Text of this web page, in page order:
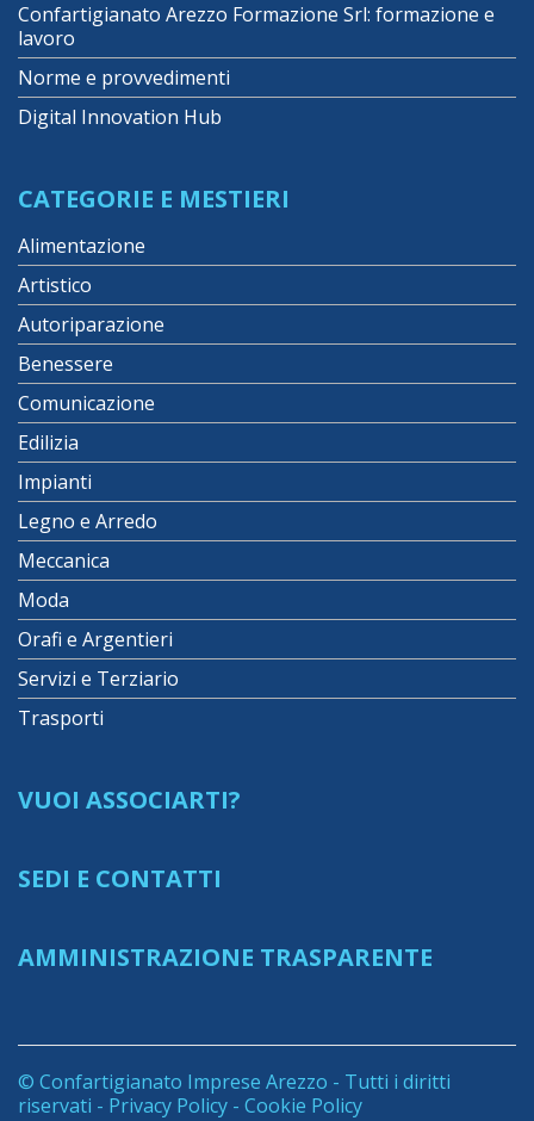
Confartigianato Arezzo Formazione Srl: formazione e
lavoro
Norme e provvedimenti
Digital Innovation Hub
CATEGORIE E MESTIERI
Alimentazione
Artistico
Autoriparazione
Benessere
Comunicazione
Edilizia
Impianti
Legno e Arredo
Meccanica
Moda
Orafi e Argentieri
Servizi e Terziario
Trasporti
VUOI ASSOCIARTI?
SEDI E CONTATTI
AMMINISTRAZIONE TRASPARENTE
© Confartigianato Imprese Arezzo - Tutti i diritti
riservati - Privacy Policy - Cookie Policy